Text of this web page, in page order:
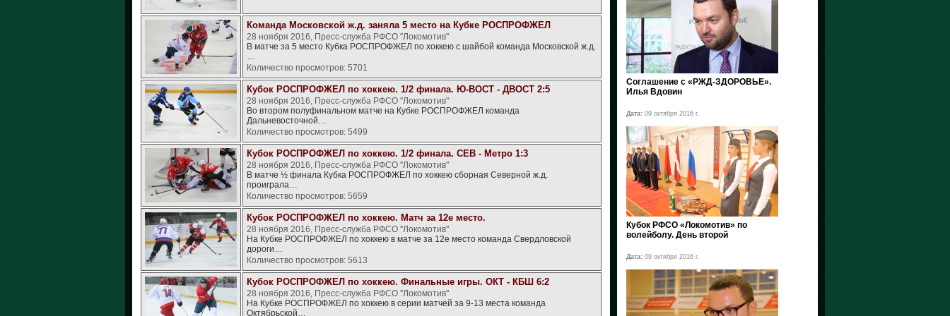
Команда Московской ж.д. заняла 5 место на Кубке РОСПРОФЖЕЛ
28 ноября 2016, Пресс-служба РФСО "Локомотив"
В матче за 5 место Кубка РОСПРОФЖЕЛ по хоккею с шайбой команда Московской ж.д.
…
Количество просмотров: 5701
Кубок РОСПРОФЖЕЛ по хоккею. 1/2 финала. Ю-ВОСТ - ДВОСТ 2:5
28 ноября 2016, Пресс-служба РФСО "Локомотив"
Во втором полуфинальном матче на Кубке РОСПРОФЖЕЛ команда
Дальневосточной…
Количество просмотров: 5499
Кубок РОСПРОФЖЕЛ по хоккею. 1/2 финала. СЕВ - Метро 1:3
28 ноября 2016, Пресс-служба РФСО "Локомотив"
В матче ½ финала Кубка РОСПРОФЖЕЛ по хоккею сборная Северной ж.д.
проиграла…
Количество просмотров: 5659
Кубок РОСПРОФЖЕЛ по хоккею. Матч за 12е место.
28 ноября 2016, Пресс-служба РФСО "Локомотив"
На Кубке РОСПРОФЖЕЛ по хоккею в матче за 12е место команда Свердловской
дороги…
Количество просмотров: 5613
Кубок РОСПРОФЖЕЛ по хоккею. Финальные игры. ОКТ - КБШ 6:2
28 ноября 2016, Пресс-служба РФСО "Локомотив"
На Кубке РОСПРОФЖЕЛ по хоккею в серии матчей за 9-13 места команда
Октябрьской…
Соглашение c «РЖД-ЗДОРОВЬЕ».
Илья Вдовин
Дата: 09 октября 2016 г.
Кубок РФСО «Локомотив» по
волейболу. День второй
Дата: 09 октября 2016 г.